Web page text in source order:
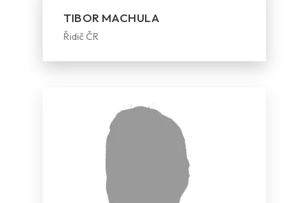
TIBOR MACHULA
Řidič ČR